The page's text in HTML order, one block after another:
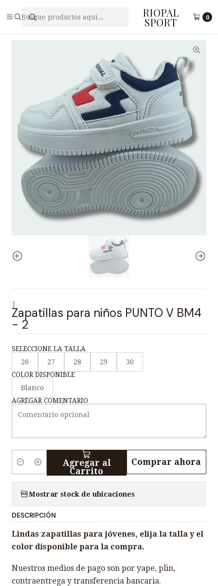
RIOPAL
SPORT 0
Zapatillas para niños PUNTO V BM4 - 2
Zapatillas para niños PUNTO V BM4
- 2
SELECCIONE LA TALLA
26
27 28 29
30
COLOR DISPONIBLE
Blanco
AGREGAR COMENTARIO
i
d
a
Agregar al
Carrito
Comprar ahora
Mostrar stock de ubicaciones
DESCRIPCIÓN
Lindas zapatillas para jóvenes, elija la talla y el
color disponible para la compra.
Nuestros medios de pago son por yape, plin,
contraentrega y transferencia bancaria.